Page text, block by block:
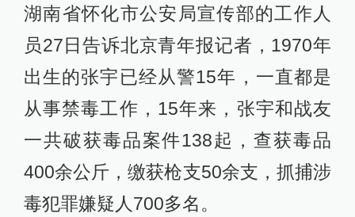
湖南省怀化市公安局宣传部的工作人
员27日告诉北京青年报记者，1970年
出生的张宇已经从警15年，一直都是
从事禁毒工作，15年来，张宇和战友
一共破获毒品案件138起，查获毒品
400余公斤，缴获枪支50余支，抓捕涉
毒犯罪嫌疑人700多名。